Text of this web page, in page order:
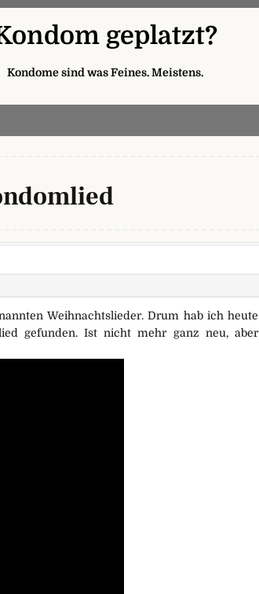
geplatzt?
Kondome sind was Feines. Meistens.
Weihnachtslieder. Drum hab ich heute
gefunden. Ist nicht mehr ganz neu, aber